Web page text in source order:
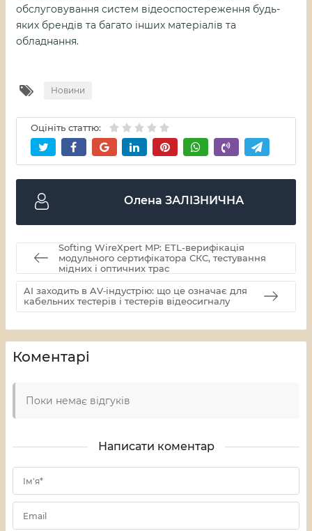
обслуговування систем відеоспостереження будь-
яких брендів та багато інших матеріалів та
обладнання.
Новини
Оцініть статтю:
Олена ЗАЛІЗНИЧНА
Softing WireXpert MP: ETL-верифікація
модульного сертифікатора СКС, тестування
мідних і оптичних трас
AI заходить в AV‑індустрію: що це означає для
кабельних тестерів і тестерів відеосигналу
Коментарі
Поки немає відгуків
Написати коментар
Ім'я*
Email